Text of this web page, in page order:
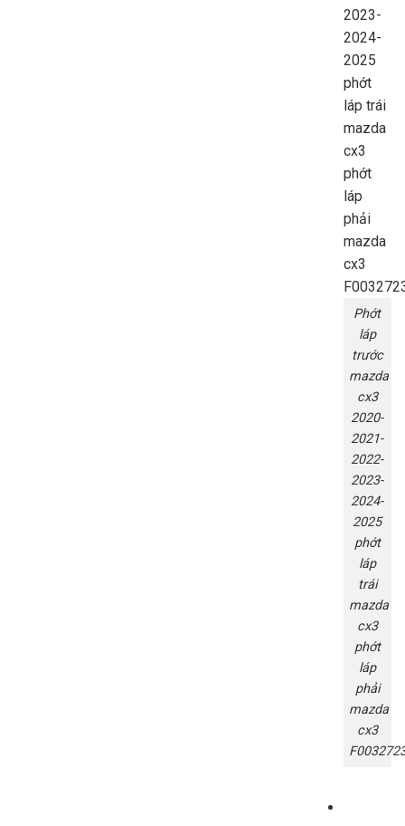
Phớt
láp
trước
mazda
cx3
2020-
2021-
2022-
2023-
2024-
2025
phớt
láp
trái
mazda
cx3
phớt
láp
phải
mazda
cx3